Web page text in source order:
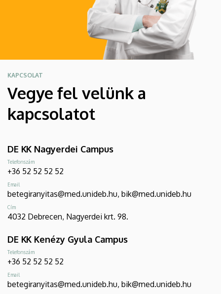
KAPCSOLAT
Vegye fel velünk a
kapcsolatot
DE KK Nagyerdei Campus
Telefonszám
+36 52 52 52 52
Email
betegiranyitas@med.unideb.hu, bik@med.unideb.hu
Cím
4032 Debrecen, Nagyerdei krt. 98.
DE KK Kenézy Gyula Campus
Telefonszám
+36 52 52 52 52
Email
betegiranyitas@med.unideb.hu, bik@med.unideb.hu